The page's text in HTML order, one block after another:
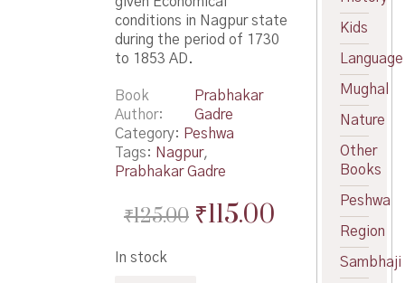
conditions in Nagpur state
during the period of 1730
to 1853 AD.
Book
Author
Prabhakar
Gadre
Category: Peshwa
Tags: Nagpur,
Prabhakar Gadre
₹125.00 Original
₹115.00Current
In stock
Kids
Language
Mughal
Nature
Other
Books
Peshwa
Region
Sambhaji